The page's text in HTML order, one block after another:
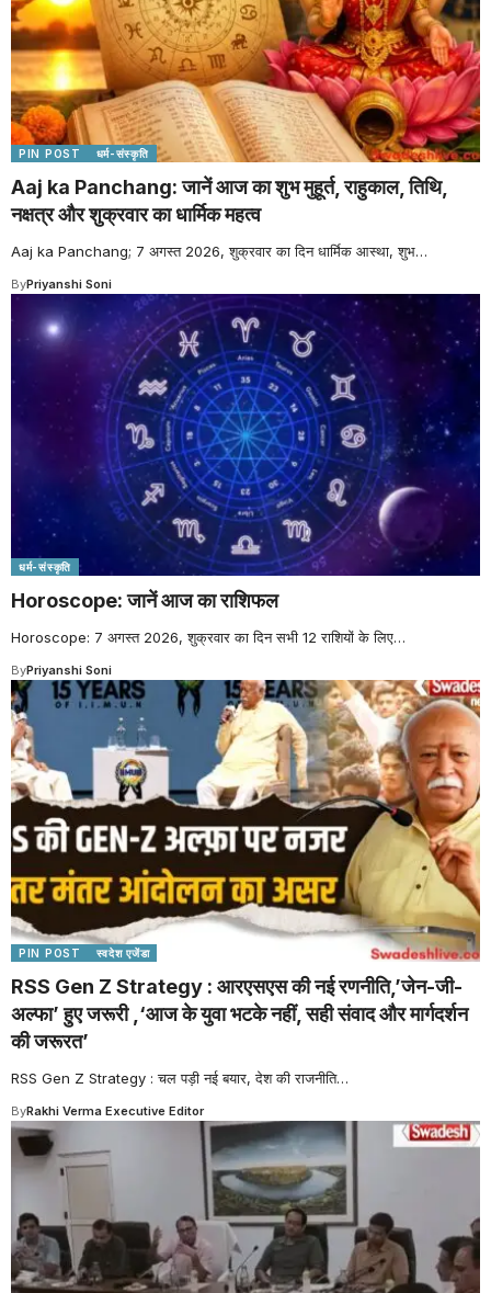
PIN POST धर्म-संस्कृति
Aaj ka Panchang: जानें आज का शुभ मुहूर्त, राहुकाल, तिथि,
नक्षत्र और शुक्रवार का धार्मिक महत्व
Aaj ka Panchang; 7 अगस्त 2026, शुक्रवार का दिन धार्मिक आस्था, शुभ…
ByPriyanshi Soni
धर्म-संस्कृति
Horoscope: जानें आज का राशिफल
Horoscope: 7 अगस्त 2026, शुक्रवार का दिन सभी 12 राशियों के लिए…
ByPriyanshi Soni
PIN POST स्वदेश एजेंडा
RSS Gen Z Strategy : आरएसएस की नई रणनीति,’जेन-जी-
अल्फा’ हुए जरूरी ,‘आज के युवा भटके नहीं, सही संवाद और मार्गदर्शन
की जरूरत’
RSS Gen Z Strategy : चल पड़ी नई बयार, देश की राजनीति…
ByRakhi Verma Executive Editor